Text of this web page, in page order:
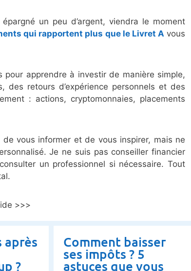
épargné un peu d’argent, viendra le moment
qui rapportent plus que le Livret Avous
apprendre à investir de manière simple,
retours d’expérience personnels et des
: actions, cryptomonnaies, placements
vous informer et de vous inspirer, mais ne
Je ne suis pas conseiller financier
un professionnel si nécessaire. Tout
>>>
après
?
Comment baisser
ses impôts ? 5
astuces que vous